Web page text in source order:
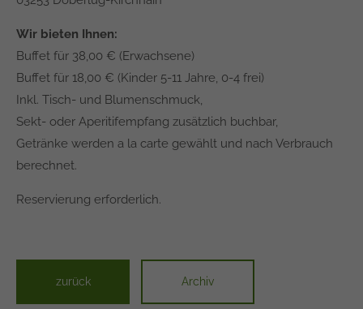
+44 1234 567 890
Drop us a line
info@yourdomain.com
About us
Lorem ipsum dolor sit amet, consectetuer adipiscing
elit.
Cum sociis natoque penatibus et magnis dis
Wir bieten Ihnen:
Buffet für 38,00 € (Erwachsene)
Buffet für 18,00 € (Kinder 5-11 Jahre, 0-4 frei)
Inkl. Tisch- und Blumenschmuck,
Sekt- oder Aperitifempfang zusätzlich buchbar,
Getränke werden a la carte gewählt und nach Verbrauch
berechnet.
Reservierung erforderlich.
zurück Archiv